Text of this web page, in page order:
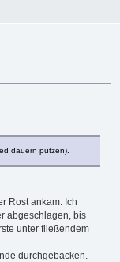
dauern putzen).
Rost ankam. Ich
abgeschlagen, bis
unter fließendem
durchgebacken.